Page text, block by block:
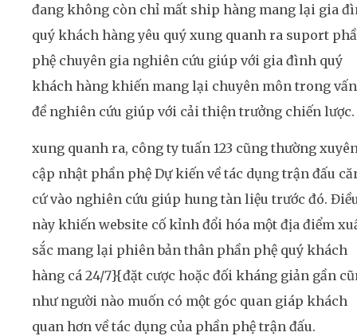
đang không còn chỉ mất ship hàng mang lại gia
quý khách hàng yêu quý xung quanh ra suport
phệ chuyên gia nghiên cứu giúp với gia đình quý
khách hàng khiến mang lại chuyên môn trong vấn
đề nghiên cứu giúp với cải thiện trưởng chiến lược.
xung quanh ra, công ty tuấn 123 cũng thường
cập nhật phần phệ Dự kiến về tác dụng trận đấu
cứ vào nghiên cứu giúp hung tàn liệu trước đó.
này khiến website cố kỉnh đổi hóa một địa điểm
sắc mang lại phiên bản thân phần phệ quý khách
hàng cá 24/7}{đặt cược hoặc đối kháng giản gần
như người nào muốn có một góc quan giáp khách
quan hơn về tác dụng của phần phệ trận đấu.